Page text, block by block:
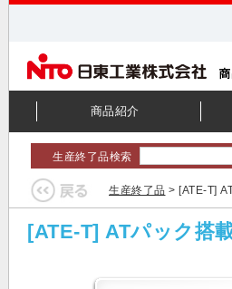
商品紹介
生産終了品検索
生産終了品 > [ATE-T]
[ATE-T] ATパック搭